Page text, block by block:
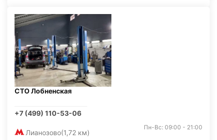
СТО Лобненская
+7 (499) 110-53-06
Лианозово(1,72 км)
Пн-Вс: 09:00 - 21:00